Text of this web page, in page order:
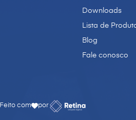
Downloads
Lista de
Blog
Fale conosco
Feito com por